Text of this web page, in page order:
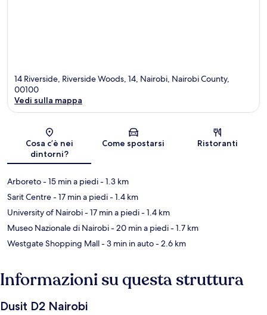
14 Riverside, Riverside Woods, 14, Nairobi, Nairobi County,
00100
Vedi sulla mappa
Cosa c’è nei
dintorni?
Come spostarsi Ristoranti
Arboreto- 15 min a piedi- 1.3 km
Sarit Centre- 17 min a piedi- 1.4 km
University of Nairobi- 17 min a piedi- 1.4 km
Museo Nazionale di Nairobi- 20 min a piedi- 1.7 km
Westgate Shopping Mall- 3 min in auto- 2.6 km
Informazioni su questa struttura
Dusit D2 Nairobi